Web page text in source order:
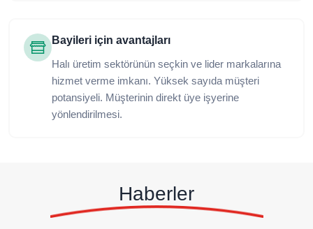
Bayileri için avantajları
Halı üretim sektörünün seçkin ve lider markalarına
hizmet verme imkanı. Yüksek sayıda müşteri
potansiyeli. Müşterinin direkt üye işyerine
yönlendirilmesi.
Haberler